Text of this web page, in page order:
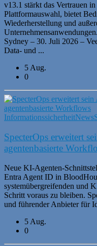
v13.1 stärkt das Vertrauen
Plattformauswahl, bietet
Wiederherstellung und
Sydney – 30. Juli 2026 –
Data- und ...
5 Aug.
0
InformationssicherheitNews
SpecterOps erweitert
agentenbasierte
Neue KI-Agenten-
Entra Agent ID in
systemübergreifenden und
Schritt voraus zu bleiben.
und führender Anbieter für
5 Aug.
0